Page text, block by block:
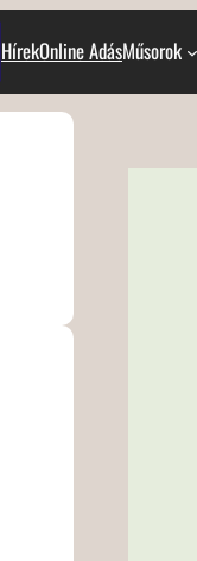
HírekOnline AdásMűsorok